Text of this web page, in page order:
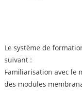
Le système de
suivant :
Familiarisation avec le
des modules